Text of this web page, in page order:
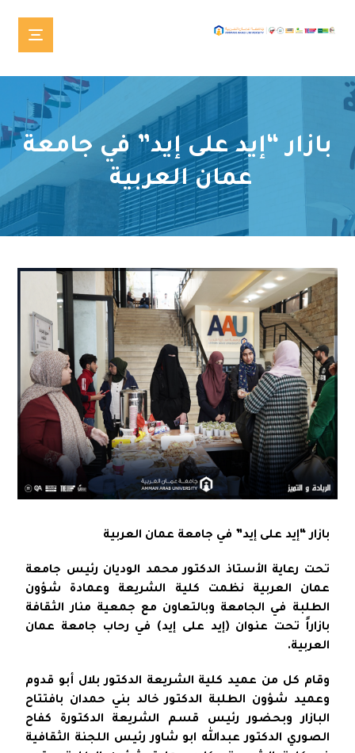
بازار “إيد على إيد” في جامعة
عمان العربية
بازار “إيد على إيد” في جامعة عمان العربية
تحت رعاية الأستاذ الدكتور محمد الوديان رئيس جامعة
عمان العربية نظمت كلية الشريعة وعمادة شؤون
الطلبة في الجامعة وبالتعاون مع جمعية منار الثقافة
بازاراً تحت عنوان (إيد على إيد) في رحاب جامعة عمان
العربية.
وقام كل من عميد كلية الشريعة الدكتور بلال أبو قدوم
وعميد شؤون الطلبة الدكتور خالد بني حمدان بافتتاح
البازار وبحضور رئيس قسم الشريعة الدكتورة كفاح
الصوري الدكتور عبدالله ابو شاور رئيس اللجنة الثقافية